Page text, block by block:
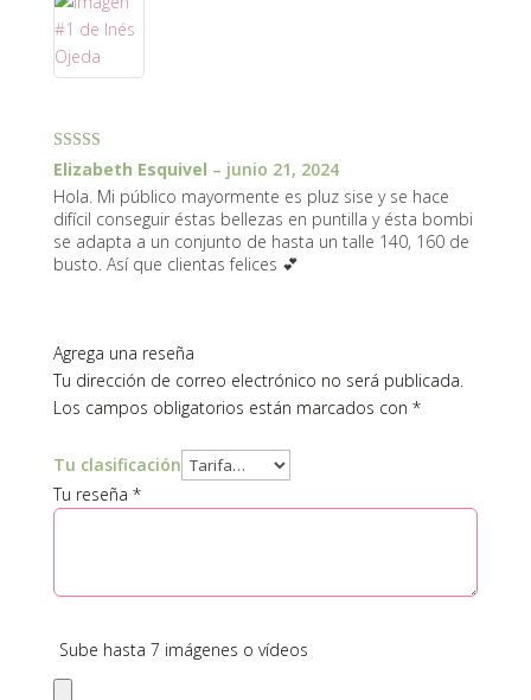
Valorado con
5de 5
Elizabeth Esquivel – junio 21, 2024
Hola. Mi público mayormente es pluz sise y se hace
difícil conseguir éstas bellezas en puntilla y ésta bombi
se adapta a un conjunto de hasta un talle 140, 160 de
busto. Así que clientas felices 💕
Agrega una reseña
Tu dirección de correo electrónico no será publicada.
Los campos obligatorios están marcados con *
Tu clasificación
Tu reseña *
Sube hasta 7 imágenes o vídeos